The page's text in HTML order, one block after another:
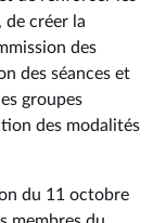
de créer la
des
des séances et
groupes
des modalités
du 11 octobre